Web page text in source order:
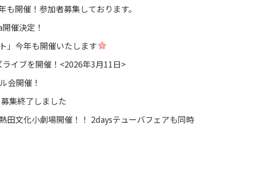
開催！参加者募集しております。
催決定！
」今年も開催いたします
イブを開催！<2026年3月11日>
会開催！
集終了しました
田文化小劇場開催！！ 2daysテューバフェアも同時